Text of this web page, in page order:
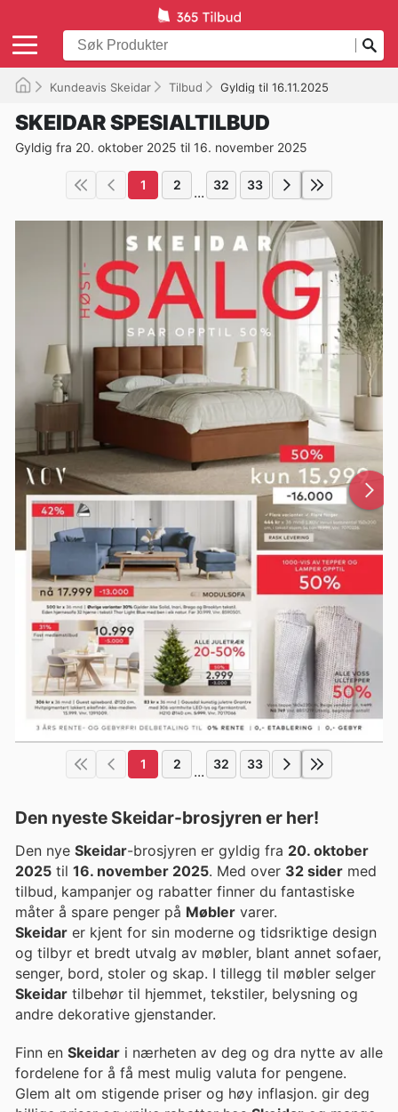
Kundeavis Skeidar Tilbud Gyldig til 16.11.2025
SKEIDAR SPESIALTILBUD
Gyldig fra 20. oktober 2025 til 16. november 2025
1 2 ... 32 33
1 2 ... 32 33
Den nyeste Skeidar-brosjyren er her!
Den nye Skeidar-brosjyren er gyldig fra 20. oktober
2025 til 16. november 2025. Med over 32 sider med
tilbud, kampanjer og rabatter finner du fantastiske
måter å spare penger på Møbler varer.
Skeidar er kjent for sin moderne og tidsriktige design
og tilbyr et bredt utvalg av møbler, blant annet sofaer,
senger, bord, stoler og skap. I tillegg til møbler selger
Skeidar tilbehør til hjemmet, tekstiler, belysning og
andre dekorative gjenstander.
Finn en Skeidar i nærheten av deg og dra nytte av alle
fordelene for å få mest mulig valuta for pengene.
Glem alt om stigende priser og høy inflasjon. gir deg